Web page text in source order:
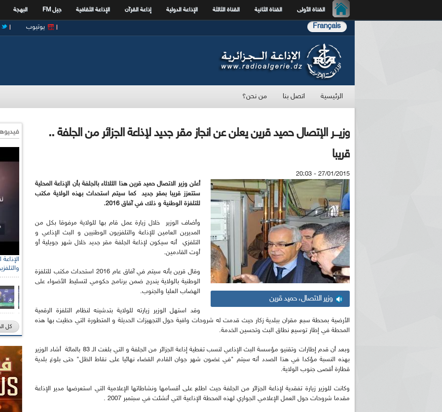
القناة الأولى القناة الثانية القناة الثالثة الإذاعة الدولية إذاعة القرآن الإذاعة الثقافية جيل FM البهجة
Français يوتيوب
الرئيسية اتصل بنا من نحن؟
وزيـــر الإتصال حميد قرين يعلن عن انجاز مقر جديد لإذاعة الجزائر من الجلفة ..
قريبا
27/01/2015 - 20:03
وزير الاتصال، حميد قرين
أعلن وزير الاتصال حميد قرين هذا الثلاثاء بالجلفة بأن الإذاعة المحلية
ستتعزز قريبا بمقر جديد كما سيتم استحداث بهذه الولاية مكتب
للتلفزة الوطنية و ذلك في آفاق 2016.
وأضاف الوزير خلال زيارة عمل قام بها للولاية مرفوقا بكل من
المديرين العامين للإذاعة والتلفزيون الوطنيين و البث الإذاعي و
التلفزي أنه سيكون لإذاعة الجلفة مقر جديد خلال شهر جويلية أو
أوت القادمين.
وقال قرين بأنه سيتم في آفاق عام 2016 استحداث مكتب للتلفزة
الوطنية بالولاية يندرج ضمن برنامج حكومي لتسليط الأضواء على
الهضاب العليا والجنوب.
وقد استهل الوزير زيارته للولاية بتدشينه لنظام التلفزة الرقمية
الأرضية بمحطة سبع مقران ببلدية زكار حيث قدمت له شروحات وافية حول التجهيزات الحديثة و المتطورة التي حظيت بها هذه
المحطة في إطار توسيع نطاق البث وتحسين الخدمة.
وبعد أن قدم إطارات وتقنيو مؤسسة البث الإذاعي لنسب تغطية إذاعة الجزائر من الجلفة و التي بلغت الـ 83 بالمائة أشاد الوزير
بهذه النسبة مؤكدا في هذا الصدد أنه سيتم "في غضون شهر جوان القادم القضاء نهائيا على نقاط الظل" حتى بلوغ بلدية
قطارة أقصى جنوب الولاية.
وكانت للوزير زيارة تفقدية لإذاعة الجزائر من الجلفة حيث اطلع على أقسامها ونشاطاتها الإعلامية التي استعرضها مدير الإذاعة
مقدما شروحات حول العمل الإعلامي الجواري لهذه المحطة الإذاعية التي أنشئت في سبتمبر 2007 .
كل